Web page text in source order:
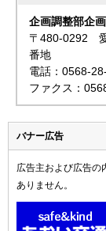
企画調整部企
〒480-0292
番地
電話：0568-
ファクス：
バナー広告
広告主および広告の
ありません。